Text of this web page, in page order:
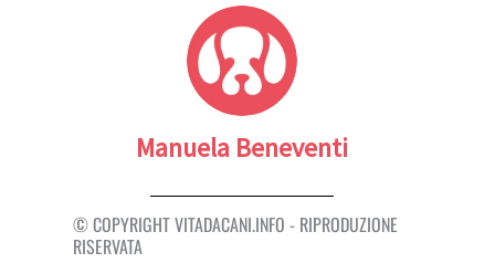
Manuela Beneventi
© COPYRIGHT VITADACANI.INFO - RIPRODUZIONE
RISERVATA